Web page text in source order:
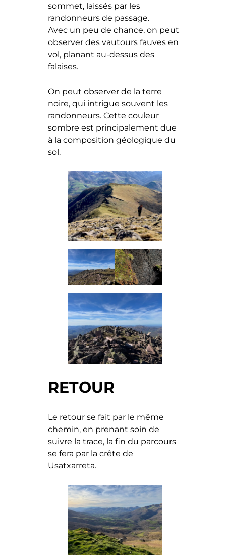
sommet, laissés par les
randonneurs de passage.
Avec un peu de chance, on peut
observer des vautours fauves en
vol, planant au-dessus des
falaises.
On peut observer de la terre
noire, qui intrigue souvent les
randonneurs. Cette couleur
sombre est principalement due
à la composition géologique du
sol.
RETOUR
Le retour se fait par le même
chemin, en prenant soin de
suivre la trace, la fin du parcours
se fera par la crête de
Usatxarreta.